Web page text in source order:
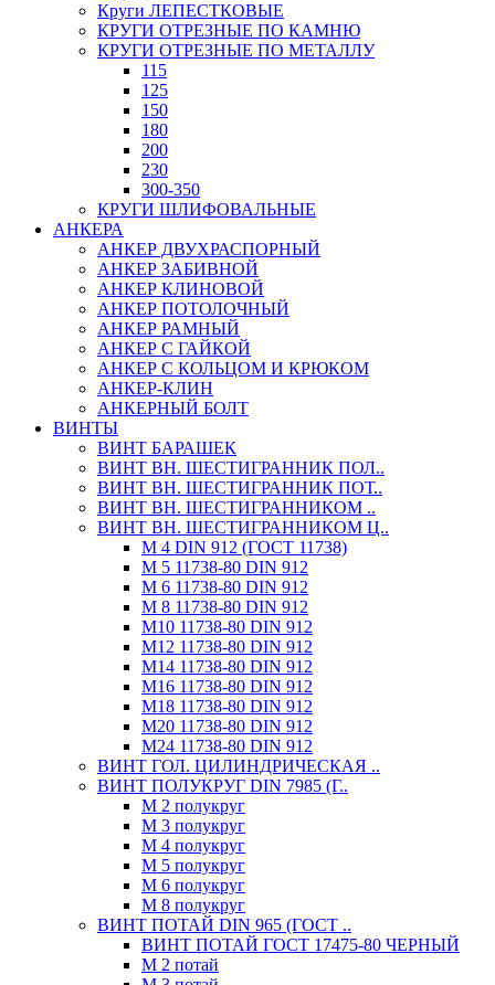
Круги ЛЕПЕСТКОВЫЕ
КРУГИ ОТРЕЗНЫЕ ПО КАМНЮ
КРУГИ ОТРЕЗНЫЕ ПО МЕТАЛЛУ
115
125
150
180
200
230
300-350
КРУГИ ШЛИФОВАЛЬНЫЕ
АНКЕРА
АНКЕР ДВУХРАСПОРНЫЙ
АНКЕР ЗАБИВНОЙ
АНКЕР КЛИНОВОЙ
АНКЕР ПОТОЛОЧНЫЙ
АНКЕР РАМНЫЙ
АНКЕР С ГАЙКОЙ
АНКЕР С КОЛЬЦОМ И КРЮКОМ
АНКЕР-КЛИН
АНКЕРНЫЙ БОЛТ
ВИНТЫ
ВИНТ БАРАШЕК
ВИНТ ВН. ШЕСТИГРАННИК ПОЛ..
ВИНТ ВН. ШЕСТИГРАННИК ПОТ..
ВИНТ ВН. ШЕСТИГРАННИКОМ ..
ВИНТ ВН. ШЕСТИГРАННИКОМ Ц..
М 4 DIN 912 (ГОСТ 11738)
М 5 11738-80 DIN 912
М 6 11738-80 DIN 912
М 8 11738-80 DIN 912
М10 11738-80 DIN 912
М12 11738-80 DIN 912
М14 11738-80 DIN 912
М16 11738-80 DIN 912
М18 11738-80 DIN 912
М20 11738-80 DIN 912
М24 11738-80 DIN 912
ВИНТ ГОЛ. ЦИЛИНДРИЧЕСКАЯ ..
ВИНТ ПОЛУКРУГ DIN 7985 (Г..
М 2 полукруг
М 3 полукруг
М 4 полукруг
М 5 полукруг
М 6 полукруг
М 8 полукруг
ВИНТ ПОТАЙ DIN 965 (ГОСТ ..
ВИНТ ПОТАЙ ГОСТ 17475-80 ЧЕРНЫЙ
М 2 потай